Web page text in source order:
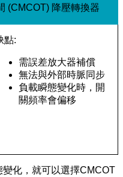
(CMCOT) 降壓轉換器
點:
需誤差放大器補償
無法與外部時脈同步
負載瞬態變化時，開
關頻率會偏移
化，就可以選擇CMCOT